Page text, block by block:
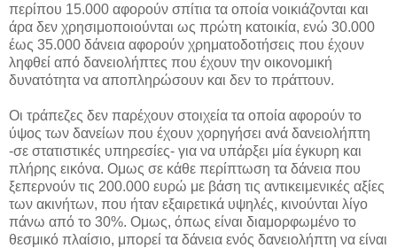
περίπου 15.000 αφορούν σπίτια τα οποία νοικιάζονται και
άρα δεν χρησιμοποιούνται ως πρώτη κατοικία, ενώ 30.000
έως 35.000 δάνεια αφορούν χρηματοδοτήσεις που έχουν
ληφθεί από δανειολήπτες που έχουν την οικονομική
δυνατότητα να αποπληρώσουν και δεν το πράττουν.
Οι τράπεζες δεν παρέχουν στοιχεία τα οποία αφορούν το
ύψος των δανείων που έχουν χορηγήσει ανά δανειολήπτη
-σε στατιστικές υπηρεσίες- για να υπάρξει μία έγκυρη και
πλήρης εικόνα. Ομως σε κάθε περίπτωση τα δάνεια που
ξεπερνούν τις 200.000 ευρώ με βάση τις αντικειμενικές αξίες
των ακινήτων, που ήταν εξαιρετικά υψηλές, κινούνται λίγο
πάνω από το 30%. Ομως, όπως είναι διαμορφωμένο το
θεσμικό πλαίσιο, μπορεί τα δάνεια ενός δανειολήπτη να είναι